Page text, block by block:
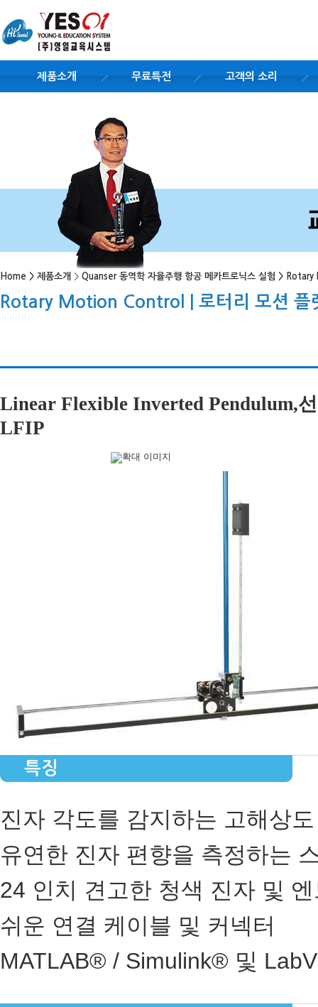
제품소개 무료특전 고객의 소리
Home > 제품소개 > Quanser 동역학 자율주행 항공 메카트로닉스 실험 > Rotary
Rotary Motion Control | 로터리 모션 플
Linear Flexible Inverted Pendulum,
LFIP
특징
진자 각도를 감지하는 고해상
유연한 진자 편향을 측정하는
24 인치 견고한 청색 진자 및
쉬운 연결 케이블 및 커넥터
MATLAB® / Simulink® 및